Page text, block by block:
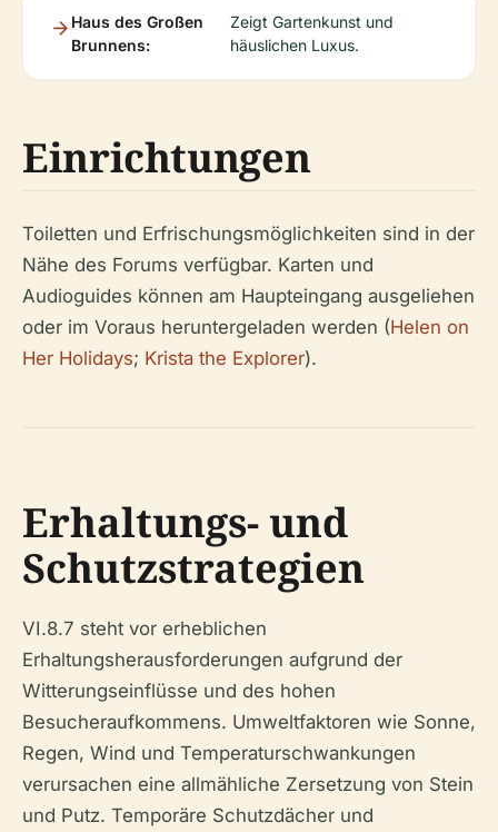
Haus des Großen
Brunnens:
Zeigt Gartenkunst und
häuslichen Luxus.
Einrichtungen
Toiletten und Erfrischungsmöglichkeiten sind in der
Nähe des Forums verfügbar. Karten und
Audioguides können am Haupteingang ausgeliehen
oder im Voraus heruntergeladen werden (Helen on
Her Holidays; Krista the Explorer).
Erhaltungs- und
Schutzstrategien
VI.8.7 steht vor erheblichen
Erhaltungsherausforderungen aufgrund der
Witterungseinflüsse und des hohen
Besucheraufkommens. Umweltfaktoren wie Sonne,
Regen, Wind und Temperaturschwankungen
verursachen eine allmähliche Zersetzung von Stein
und Putz. Temporäre Schutzdächer und